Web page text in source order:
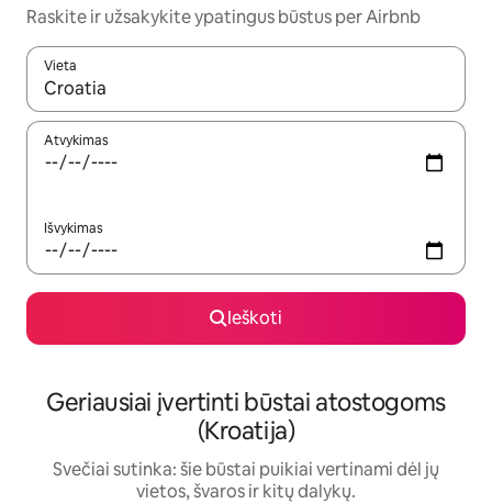
Raskite ir užsakykite ypatingus būstus per Airbnb
Vieta
Kai pasirodys paieškos rezultatai, juos naršyti galite
Atvykimas
Išvykimas
Ieškoti
Geriausiai įvertinti būstai atostogoms
(Kroatija)
Svečiai sutinka: šie būstai puikiai vertinami dėl jų
vietos, švaros ir kitų dalykų.